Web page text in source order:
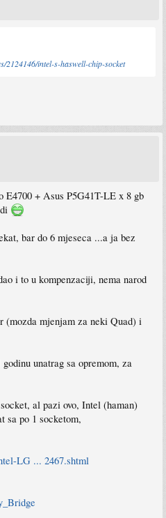
2124146/intel-s-haswell-chip-socket
+ Asus P5G41T-LE x 8 gb
bar do 6 mjeseca ...a ja bez
i to u kompenzaciji, nema narod
(mozda mjenjam za neki Quad) i
unatrag sa opremom, za
al pazi ovo, Intel (haman)
sa po 1 socketom,
LG ... 2467.shtml